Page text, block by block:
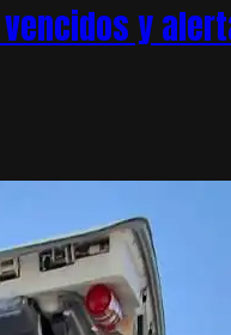
y